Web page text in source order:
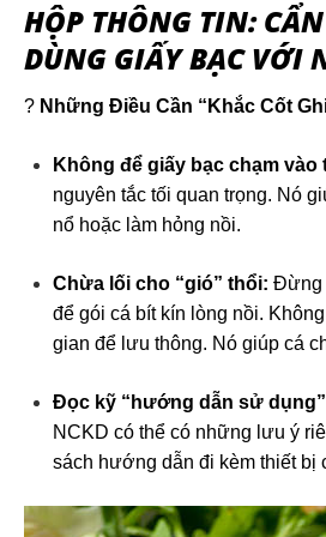
HỘP THÔNG TIN:
DÙNG GIẤY BẠC VỚI
? Những Điều Cần “Khắc Cốt
Không để giấy bạc chạm vào
nguyên tắc tối quan trọng. Nó
nổ hoặc làm hỏng nồi.
Chừa lối cho “gió” thổi: Đừng
để gói cá bít kín lòng nồi.
gian để lưu thông. Nó giúp cá
Đọc kỹ “hướng dẫn sử
NCKD có thể có những lưu ý
sách hướng dẫn đi kèm thiết bị